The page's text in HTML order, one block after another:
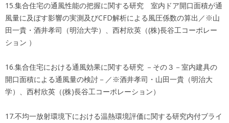
15.集合住宅の通風性能の把握に関する研究 室内ドア開口面積が通
風量に及ぼす影響の実測及びCFD解析による風圧係数の算出／※山
田一貴・酒井孝司（明治大学）、西村欣英（(株)長谷工コーポレー
ション ）
16.集合住宅における通風効果に関する研究 －その３－室内建具の
開口面積による通風量の検討－／※酒井孝司・山田一貴（明治大
学）、西村欣英（(株)長谷工コーポレーション）
17.不均一放射環境下における温熱環境評価に関する研究内付ブライ